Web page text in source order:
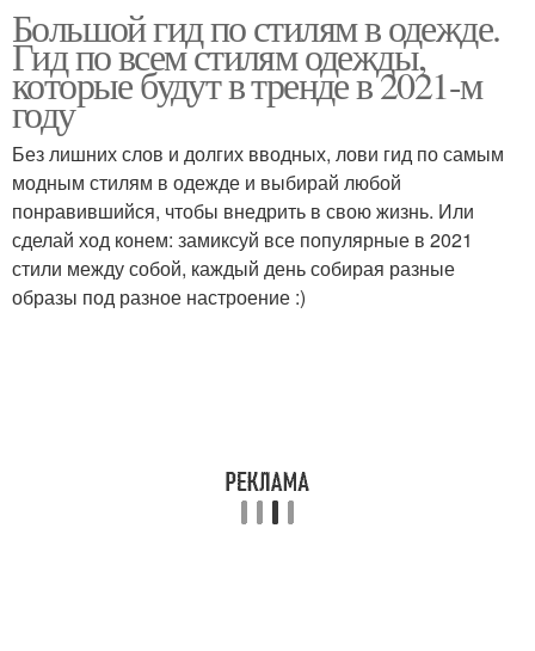
Романтический стиль Экстравагантный стиль
Эротический стиль Морской стиль
Необычные стили
Большой гид по стилям в одежде.
Гид по всем стилям одежды,
которые будут в тренде в 2021-м
году
Без лишних слов и долгих вводных, лови гид по самым
модным стилям в одежде и выбирай любой
понравившийся, чтобы внедрить в свою жизнь. Или
сделай ход конем: замиксуй все популярные в 2021
стили между собой, каждый день собирая разные
образы под разное настроение :)